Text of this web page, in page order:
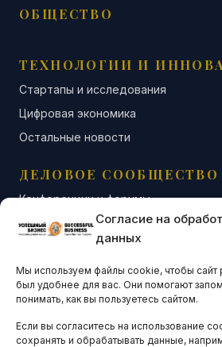
Согласие на
данных
Мы используем файлы cookie, чтобы сайт
был удобнее для вас. Они помогают
понимать, как вы пользуетесь сайтом.
Если вы согласитесь на использование
сохранять и обрабатывать данные,
ОБЩЕСТВО
ТЕХНОЛОГИИ И
Стартапы и исследования
Цифровая экономика
Остальные новости
ДЕЛОВОЕ СООБЩЕСТВО
Конференции и форумы
Бизнес-клубы и ассоциации
Остальные новости
АНАЛИТИКА И
ARTICLES IN ENGLISH